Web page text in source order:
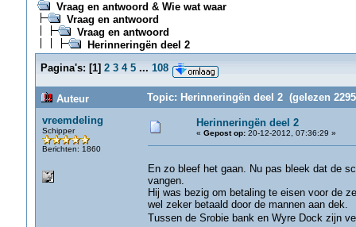
Vraag en antwoord & Wie wat waar
Vraag en antwoord
Vraag en antwoord
Herinneringën deel 2
Pagina's: [1] 2 3 4 5 ... 108
Auteur
Topic: Herinneringën deel 2 (gelezen
vreemdeling
Schipper
Berichten: 1860
Herinneringën deel 2
« Gepost op:20-12-2012, 07:36:29 »
En zo bleef het gaan. Nu pas bleek dat de
vangen.
Hij was bezig om betaling te eisen voor de
wel zeker betaald door de mannen aan dek.
Tussen de Srobie bank en Wyre Dock zijn